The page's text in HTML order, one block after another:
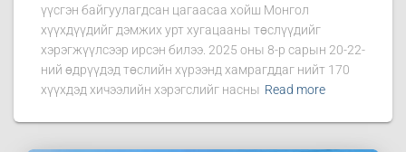
үүсгэн байгуулагдсан цагаасаа хойш Монгол
хүүхдүүдийг дэмжих урт хугацааны төслүүдийг
хэрэгжүүлсээр ирсэн билээ. 2025 оны 8-р сарын 20-22-
ний өдрүүдэд төслийн хүрээнд хамрагддаг нийт 170
хүүхдэд хичээлийн хэрэгслийг насны Read more